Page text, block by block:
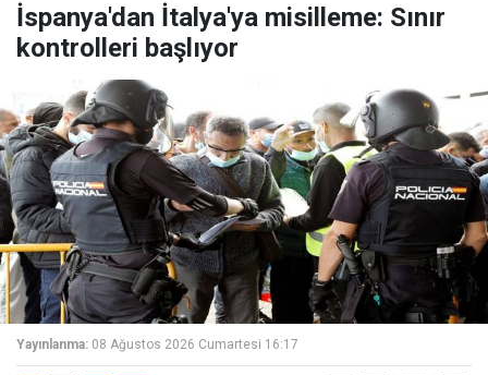
İspanya'dan İtalya'ya misilleme: Sınır
kontrolleri başlıyor
Yayınlanma: 08 Ağustos 2026 Cumartesi 16:17